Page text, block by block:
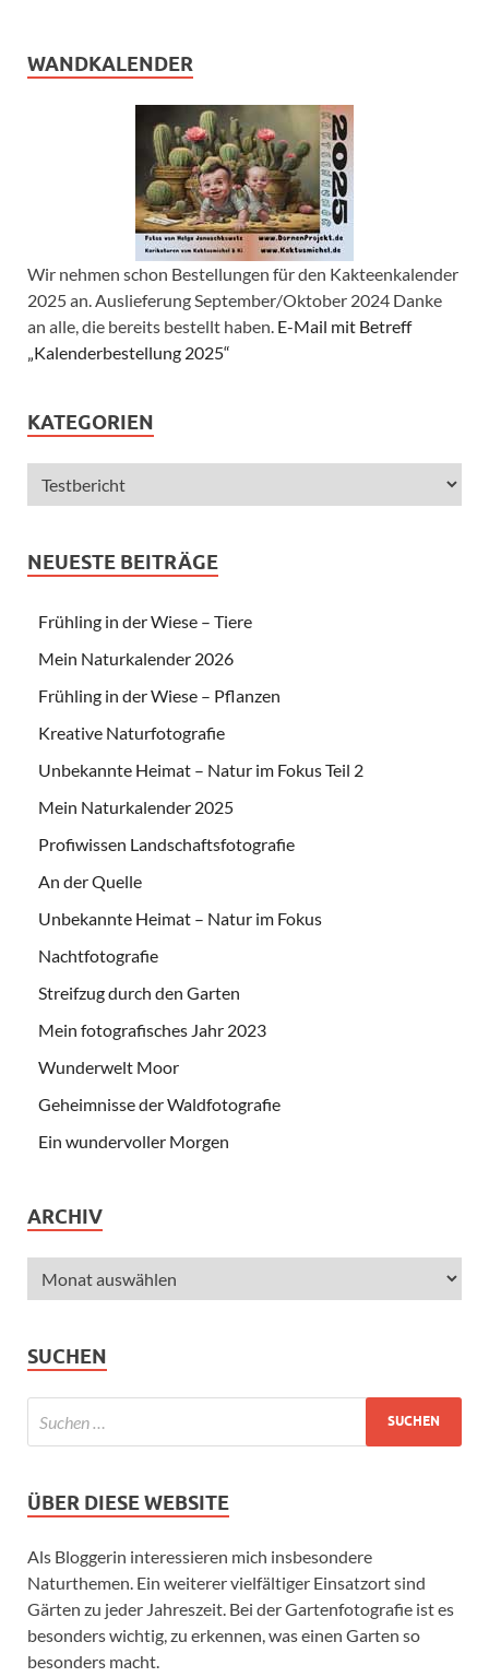
WANDKALENDER
Wir nehmen schon Bestellungen für den Kakteenkalender
2025 an. Auslieferung September/Oktober 2024 Danke
an alle, die bereits bestellt haben. E-Mail mit Betreff
„Kalenderbestellung 2025“
KATEGORIEN
NEUESTE BEITRÄGE
Frühling in der Wiese – Tiere
Mein Naturkalender 2026
Frühling in der Wiese – Pflanzen
Kreative Naturfotografie
Unbekannte Heimat – Natur im Fokus Teil 2
Mein Naturkalender 2025
Profiwissen Landschaftsfotografie
An der Quelle
Unbekannte Heimat – Natur im Fokus
Nachtfotografie
Streifzug durch den Garten
Mein fotografisches Jahr 2023
Wunderwelt Moor
Geheimnisse der Waldfotografie
Ein wundervoller Morgen
ARCHIV
SUCHEN
ÜBER DIESE WEBSITE
Als Bloggerin interessieren mich insbesondere
Naturthemen. Ein weiterer vielfältiger Einsatzort sind
Gärten zu jeder Jahreszeit. Bei der Gartenfotografie ist es
besonders wichtig, zu erkennen, was einen Garten so
besonders macht.